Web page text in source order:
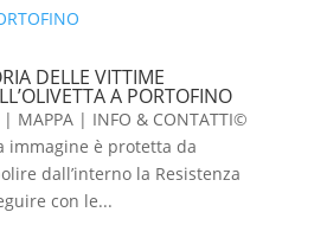
DELLE VITTIME
A PORTOFINO
| MAPPA | INFO & CONTATTI©
immagine è protetta da
dall’interno la Resistenza
con le...